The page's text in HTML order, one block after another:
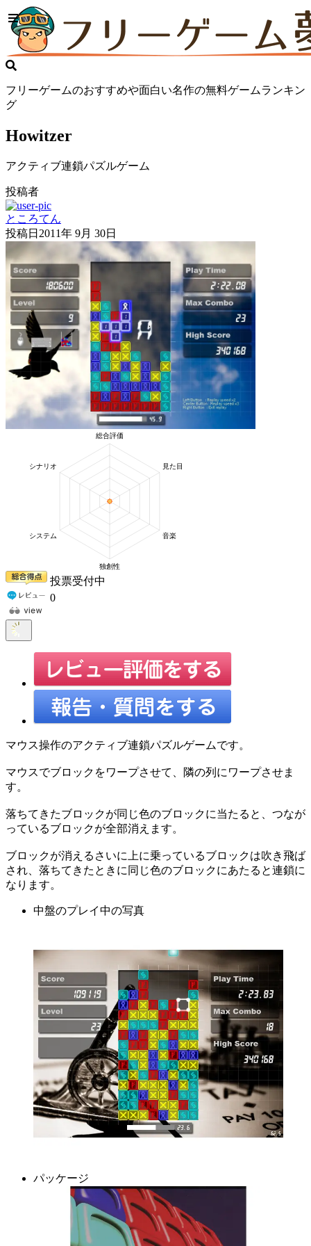
フリーゲームのおすすめや面白い名作の無料ゲームランキン
グ
Howitzer
アクティブ連鎖パズルゲーム
投稿者
ところてん
投稿日 2011年 9月 30日
投票受付中
0
マウス操作のアクティブ連鎖パズルゲームです。
マウスでブロックをワープさせて、隣の列にワープさせま
す。
落ちてきたブロックが同じ色のブロックに当たると、つなが
っているブロックが全部消えます。
ブロックが消えるさいに上に乗っているブロックは吹き飛ば
され、落ちてきたときに同じ色のブロックにあたると連鎖に
なります。
中盤のプレイ中の写真
パッケージ